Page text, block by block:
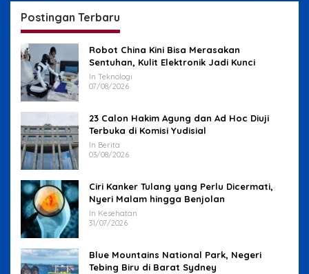
Postingan Terbaru
Robot China Kini Bisa Merasakan
Sentuhan, Kulit Elektronik Jadi Kunci
In Teknologi
07/08/2026
23 Calon Hakim Agung dan Ad Hoc Diuji
Terbuka di Komisi Yudisial
In Berita
03/08/2026
Ciri Kanker Tulang yang Perlu Dicermati,
Nyeri Malam hingga Benjolan
In Kesehatan
31/07/2026
Blue Mountains National Park, Negeri
Tebing Biru di Barat Sydney